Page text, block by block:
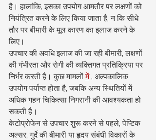
है। हालांकि, इसका उपयोग आमतौर पर लक्षणों को
नियंत्रित करने के लिए किया जाता है, न कि सीधे
तौर पर बीमारी के मूल कारण का इलाज करने के
लिए।
उपचार की अवधि इलाज की जा रही बीमारी, लक्षणों
की गंभीरता और रोगी की व्यक्तिगत प्रतिक्रिया पर
निर्भर करती है। कुछ मामलों में , अल्पकालिक
उपयोग पर्याप्त होता है, जबकि अन्य स्थितियों में
अधिक गहन चिकित्सा निगरानी की आवश्यकता हो
सकती है।
केटोप्रोफेन से उपचार शुरू करने से पहले, पेप्टिक
अल्सर, गुर्दे की बीमारी या हृदय संबंधी विकारों के